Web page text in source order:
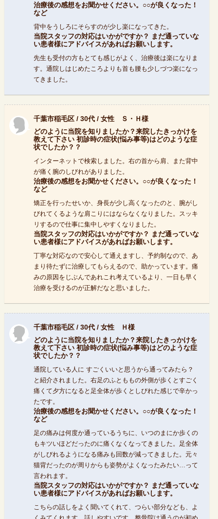
治療後の感想をお聞かせください。○○が良くなった！
など
背中をうしろにそらすのが少し楽になってきた。
当院スタッフの対応はいかがですか？ まだ通っていな
い患者様にアドバイスがあればお願いします。
先生も受付の方もとても感じがよく、治療後は楽になりま
す。通院しはじめたころよりも首も腰も少しづつ楽になっ
てきました。
千葉市稲毛区 / 30代 / 女性 Ｓ・Ｈ様
どのように当院を知りましたか？来院したきっかけを
教えて下さい 初診時の症状(悩み事等)はどのような症
状でしたか？？
インターネットで検索しました。右の首から肩、また背中
が痛く腕のしびれがありました。
治療後の感想をお聞かせください。○○が良くなった！
など
矯正を行ったせいか、身長が少し高くなったのと、腕がし
びれてくるような肩こりにはならなくなりました。スッキ
リするので仕事に集中しやすくなりました。
当院スタッフの対応はいかがですか？ まだ通っていな
い患者様にアドバイスがあればお願いします。
丁寧な対応なので安心して通えますし、予約制なので、あ
まり待たずに治療してもらえるので、助かっています。痛
みの原因をじぶんであれこれ考えているより、一日も早く
治療を受けるのが正解だなと思いました。
千葉市稲毛区 / 30代 / 女性 Ｈ様
どのように当院を知りましたか？来院したきっかけを
教えて下さい 初診時の症状(悩み事等)はどのような症
状でしたか？？
通院している人に すごくいいと思うから通ってみたら？
と紹介されました。右足のふとももの外側が歩くとすごく
痛くて夕方になると足全体が歩くとしびれた感じで辛かっ
たです。
治療後の感想をお聞かせください。○○が良くなった！
など
足の痛みは何度か通っているうちに、いつのまにか歩くの
もキツいほどだったのに痛くなくなってきました。足全体
がしびれるようになる痛みも回数が減ってきました。元々
猫背だったのが周りからも姿勢がよくなったみたい…って
言われます。
当院スタッフの対応はいかがですか？ まだ通っていな
い患者様にアドバイスがあればお願いします。
こちらの話しをよく聞いてくれて、つらい部分なども、よ